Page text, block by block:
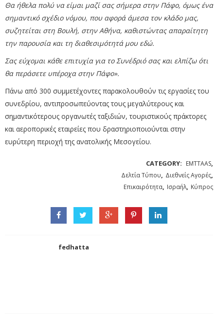
Θα ήθελα πολύ να είμαι μαζί σας σήμερα στην Πάφο, όμως ένα
σημαντικό σχέδιο νόμου, που αφορά άμεσα τον κλάδο μας,
συζητείται στη Βουλή, στην Αθήνα, καθιστώντας απαραίτητη
την παρουσία και τη διαθεσιμότητά μου εδώ.
Σας εύχομαι κάθε επιτυχία για το Συνέδριό σας και ελπίζω ότι
θα περάσετε υπέροχα στην Πάφο».
Πάνω από 300 συμμετέχοντες παρακολουθούν τις εργασίες του
συνεδρίου, αντιπροσωπεύοντας τους μεγαλύτερους και
σημαντικότερους οργανωτές ταξιδιών, τουριστικούς πράκτορες
και αεροπορικές εταιρείες που δραστηριοποιούνται στην
ευρύτερη περιοχή της ανατολικής Μεσογείου.
CATEGORY: EMTTAAS,
Δελτία Τύπου, Διεθνείς Αγορές,
Επικαιρότητα, Ισραήλ, Κύπρος
fedhatta